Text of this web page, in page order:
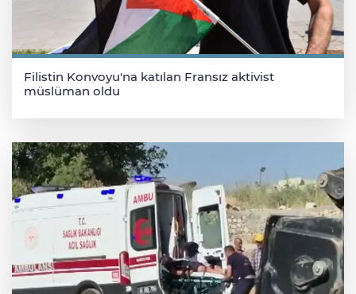
Filistin Konvoyu'na katılan Fransız aktivist
müslüman oldu